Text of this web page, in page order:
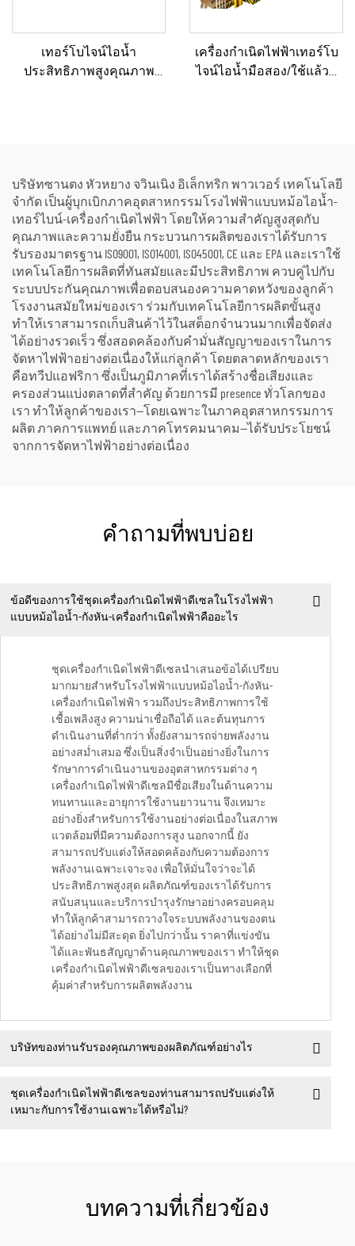
เทอร์โบไจน์ไอน้ำ
ประสิทธิภาพสูงคุณภาพ
เครื่องกำเนิดไฟฟ้าเทอร์โบ
ไจน์ไอน้ำมือสอง/ใช้แล้วที่
บริษัทซานตง หัวหยาง จวินเนิง อิเล็กทริก พาวเวอร์ เทคโนโลยี
จำกัด เป็นผู้บุกเบิกภาคอุตสาหกรรมโรงไฟฟ้าแบบหม้อไอน้ำ-
เทอร์ไบน์-เครื่องกำเนิดไฟฟ้า โดยให้ความสำคัญสูงสุดกับ
คุณภาพและความยั่งยืน กระบวนการผลิตของเราได้รับการ
รับรองมาตรฐาน ISO9001, ISO14001, ISO45001, CE และ EPA และเราใช้
เทคโนโลยีการผลิตที่ทันสมัยและมีประสิทธิภาพ ควบคู่ไปกับ
ระบบประกันคุณภาพเพื่อตอบสนองความคาดหวังของลูกค้า
โรงงานสมัยใหม่ของเรา ร่วมกับเทคโนโลยีการผลิตขั้นสูง
ทำให้เราสามารถเก็บสินค้าไว้ในสต็อกจำนวนมากเพื่อจัดส่ง
ได้อย่างรวดเร็ว ซึ่งสอดคล้องกับคำมั่นสัญญาของเราในการ
จัดหาไฟฟ้าอย่างต่อเนื่องให้แก่ลูกค้า โดยตลาดหลักของเรา
คือทวีปแอฟริกา ซึ่งเป็นภูมิภาคที่เราได้สร้างชื่อเสียงและ
ครองส่วนแบ่งตลาดที่สำคัญ ด้วยการมี presence ทั่วโลกของ
เรา ทำให้ลูกค้าของเรา—โดยเฉพาะในภาคอุตสาหกรรมการ
ผลิต ภาคการแพทย์ และภาคโทรคมนาคม—ได้รับประโยชน์
จากการจัดหาไฟฟ้าอย่างต่อเนื่อง
คำถามที่พบบ่อย
ข้อดีของการใช้ชุดเครื่องกำเนิดไฟฟ้าดีเซลในโรงไฟฟ้า
แบบหม้อไอน้ำ-กังหัน-เครื่องกำเนิดไฟฟ้าคืออะไร
ชุดเครื่องกำเนิดไฟฟ้าดีเซลนำเสนอข้อได้เปรียบ
มากมายสำหรับโรงไฟฟ้าแบบหม้อไอน้ำ-กังหัน-
เครื่องกำเนิดไฟฟ้า รวมถึงประสิทธิภาพการใช้
เชื้อเพลิงสูง ความน่าเชื่อถือได้ และต้นทุนการ
ดำเนินงานที่ต่ำกว่า ทั้งยังสามารถจ่ายพลังงาน
อย่างสม่ำเสมอ ซึ่งเป็นสิ่งจำเป็นอย่างยิ่งในการ
รักษาการดำเนินงานของอุตสาหกรรมต่าง ๆ
เครื่องกำเนิดไฟฟ้าดีเซลมีชื่อเสียงในด้านความ
ทนทานและอายุการใช้งานยาวนาน จึงเหมาะ
อย่างยิ่งสำหรับการใช้งานอย่างต่อเนื่องในสภาพ
แวดล้อมที่มีความต้องการสูง นอกจากนี้ ยัง
สามารถปรับแต่งให้สอดคล้องกับความต้องการ
พลังงานเฉพาะเจาะจง เพื่อให้มั่นใจว่าจะได้
ประสิทธิภาพสูงสุด ผลิตภัณฑ์ของเราได้รับการ
สนับสนุนและบริการบำรุงรักษาอย่างครอบคลุม
ทำให้ลูกค้าสามารถวางใจระบบพลังงานของตน
ได้อย่างไม่มีสะดุด ยิ่งไปกว่านั้น ราคาที่แข่งขัน
ได้และพันธสัญญาด้านคุณภาพของเรา ทำให้ชุด
เครื่องกำเนิดไฟฟ้าดีเซลของเราเป็นทางเลือกที่
คุ้มค่าสำหรับการผลิตพลังงาน
บริษัทของท่านรับรองคุณภาพของผลิตภัณฑ์อย่างไร
ชุดเครื่องกำเนิดไฟฟ้าดีเซลของท่านสามารถปรับแต่งให้
เหมาะกับการใช้งานเฉพาะได้หรือไม่?
บทความที่เกี่ยวข้อง